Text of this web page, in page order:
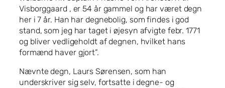
Visborggaard , er 54 år gammel og har været degn
her i 7 år. Han har degnebolig, som findes i god
stand, som jeg har taget i øjesyn afvigte febr. 1771
og bliver vedligeholdt af degnen, hvilket hans
formænd haver gjort”.
Nævnte degn, Laurs Sørensen, som han
underskriver sig selv, fortsatte i degne- og